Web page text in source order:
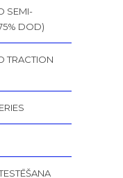
SEMI-
DOD)
TRACTION